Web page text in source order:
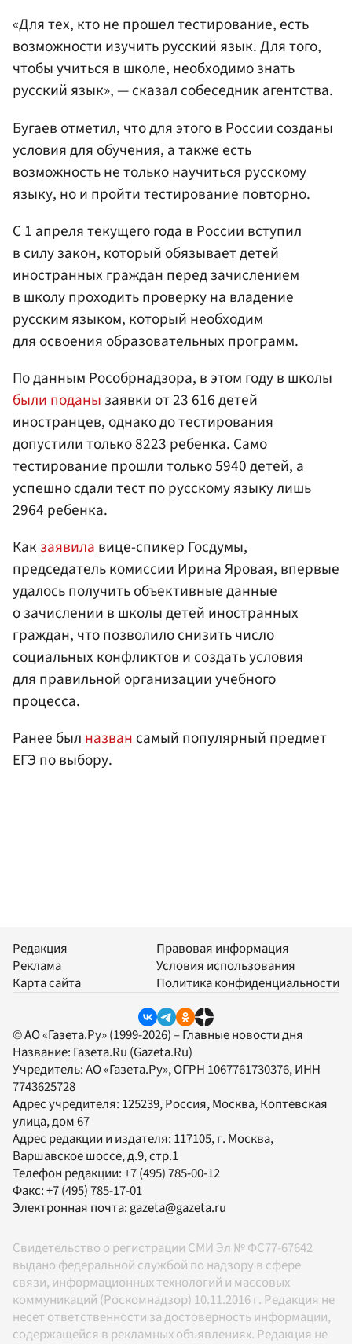
«Для тех, кто не прошел тестирование, есть
возможности изучить русский язык. Для того,
чтобы учиться в школе, необходимо знать
русский язык», — сказал собеседник агентства.
Бугаев отметил, что для этого в России созданы
условия для обучения, а также есть
возможность не только научиться русскому
языку, но и пройти тестирование повторно.
С 1 апреля текущего года в России вступил
в силу закон, который обязывает детей
иностранных граждан перед зачислением
в школу проходить проверку на владение
русским языком, который необходим
для освоения образовательных программ.
По даннымРособрнадзора, в этом году в школы
были поданызаявки от 23 616 детей
иностранцев, однако до тестирования
допустили только 8223 ребенка. Само
тестирование прошли только 5940 детей, а
успешно сдали тест по русскому языку лишь
2964 ребенка.
Какзаявилавице-спикерГосдумы,
председатель комиссииИрина Яровая, впервые
удалось получить объективные данные
о зачислении в школы детей иностранных
граждан, что позволило снизить число
социальных конфликтов и создать условия
для правильной организации учебного
процесса.
Ранее былназвансамый популярный предмет
ЕГЭ по выбору.
Редакция
Реклама
Карта сайта
Правовая информация
Условия использования
Политика конфиденциальности
© АО «Газета.Ру» (1999-2026) – Главные новости дня
Название: Газета.Ru (Gazeta.Ru)
Учредитель:АО «Газета.Ру», ОГРН 1067761730376, ИНН
7743625728
Адрес учредителя: 125239, Россия, Москва, Коптевская
улица, дом 67
Адрес редакции и издателя: 117105, г. Москва,
Варшавское шоссе, д.9, стр.1
Телефон редакции:+7 (495) 785-00-12
Факс:+7 (495) 785-17-01
Электронная почта: gazeta@gazeta.ru
Свидетельство о регистрации СМИ Эл № ФС77-67642
выдано федеральной службой по надзору в сфере
связи, информационных технологий и массовых
коммуникаций (Роскомнадзор) 10.11.2016 г. Редакция не
несет ответственности за достоверность информации,
содержащейся в рекламных объявлениях. Редакция не